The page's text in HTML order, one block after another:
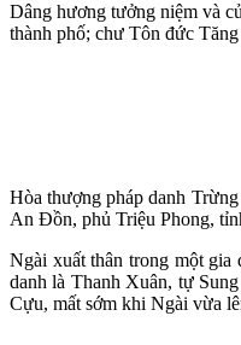
Dâng hương tưởng niệm và
thành phố; chư Tôn đức
Hòa thượng pháp danh
An Đồn, phủ Triệu Phong,
Ngài xuất thân trong một
danh là Thanh Xuân, tự
Cựu, mất sớm khi Ngài vừa